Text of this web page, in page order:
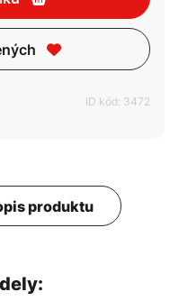
ID kód: 3472
produktu